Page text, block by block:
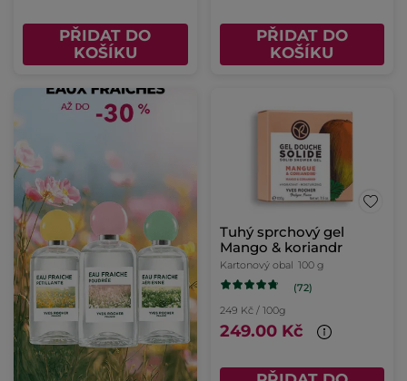
PŘIDAT DO
KOŠÍKU
PŘIDAT DO
KOŠÍKU
Tuhý sprchový gel
Mango & koriandr
Kartonový obal 100 g
(72)
249 Kč / 100g
249.00 Kč